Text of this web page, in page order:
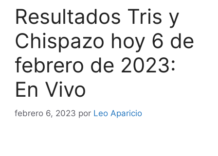
Resultados Tris y
Chispazo hoy 6 de
febrero de 2023:
En Vivo
febrero 6, 2023 por Leo Aparicio